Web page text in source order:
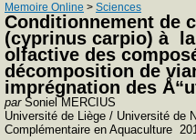
Memoire Online > Sciences
Conditionnement de
(cyprinus carpio) à
olfactive des
décomposition de
imprégnation des
parSoniel MERCIUS
Université de Liège / Université de
Complémentaire en Aquaculture